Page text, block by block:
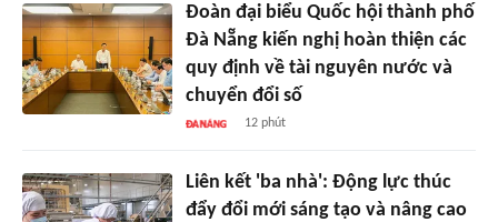
Đoàn đại biểu Quốc hội thành phố
Đà Nẵng kiến nghị hoàn thiện các
quy định về tài nguyên nước và
chuyển đổi số
12 phút
Liên kết 'ba nhà': Động lực thúc
đẩy đổi mới sáng tạo và nâng cao